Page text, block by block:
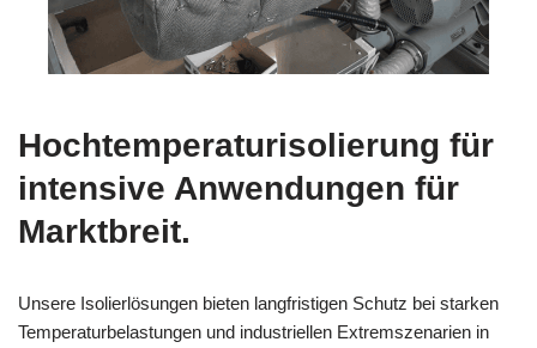
Hochtemperaturisolierung für
intensive Anwendungen für
Marktbreit.
Unsere Isolierlösungen bieten langfristigen Schutz bei starken
Temperaturbelastungen und industriellen Extremszenarien in